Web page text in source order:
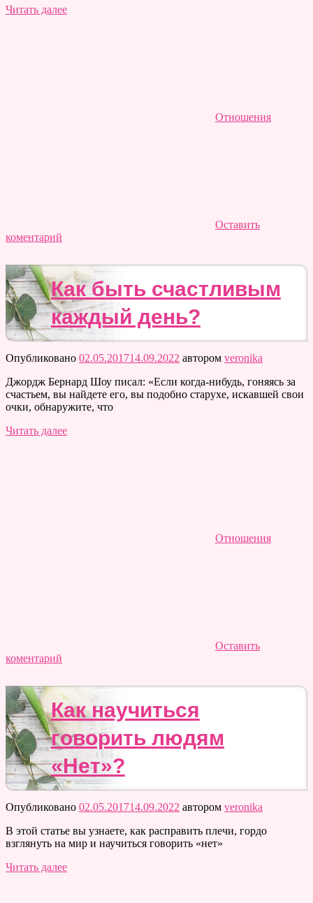
Читать далее
Отношения
Оставить
коментарий
Как быть счастливым
каждый день?
Опубликовано 02.05.201714.09.2022 автором veronika
Джордж Бернард Шоу писал: «Если когда-нибудь, гоняясь за
счастьем, вы найдете его, вы подобно старухе, искавшей свои
очки, обнаружите, что
Читать далее
Отношения
Оставить
коментарий
Как научиться
говорить людям
«Нет»?
Опубликовано 02.05.201714.09.2022 автором veronika
В этой статье вы узнаете, как расправить плечи, гордо
взглянуть на мир и научиться говорить «нет»
Читать далее